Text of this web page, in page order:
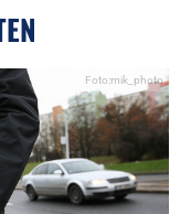
Foto:mik_photo